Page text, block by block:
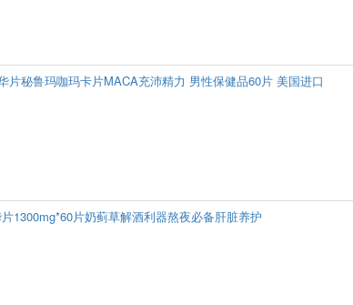
片秘鲁玛咖玛卡片MACA充沛精力 男性保健品60片 美国进口
1300mg*60片奶蓟草解酒利器熬夜必备肝脏养护